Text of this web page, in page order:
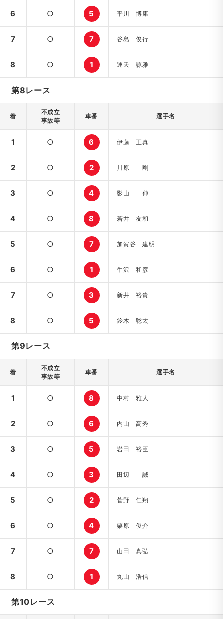
6 ○ 5 平川 博康
7 ○ 7 谷島 俊行
8 ○ 1 運天 諒雅
第8レース
着
不成立
事故等
車番 選手名
1 ○ 6 伊藤 正真
2 ○ 2 川原 剛
3 ○ 4 影山 伸
4 ○ 8 若井 友和
5 ○ 7 加賀谷 建明
6 ○ 1 牛沢 和彦
7 ○ 3 新井 裕貴
8 ○ 5 鈴木 聡太
第9レース
着
不成立
事故等
車番 選手名
1 ○ 8 中村 雅人
2 ○ 6 内山 高秀
3 ○ 5 岩田 裕臣
4 ○ 3 田辺 誠
5 ○ 2 菅野 仁翔
6 ○ 4 栗原 俊介
7 ○ 7 山田 真弘
8 ○ 1 丸山 浩信
第10レース